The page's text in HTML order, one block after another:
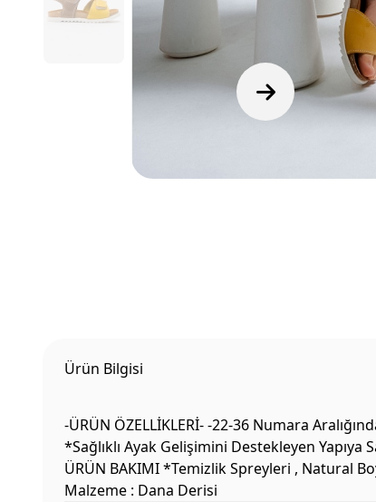
Ürün Bilgisi
-ÜRÜN ÖZELLİKLERİ- -22-36 Numara
*Sağlıklı Ayak Gelişimini Destekleyen
ÜRÜN BAKIMI *Temizlik Spreyleri , Natural
Malzeme : Dana Derisi